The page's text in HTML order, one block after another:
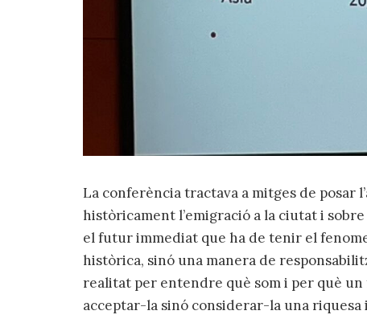
La conferència tractava a mitges de posar
històricament l’emigració a la ciutat i
el futur immediat que ha de tenir el
històrica, sinó una manera de
realitat per entendre què som i per què
acceptar-la sinó considerar-la una riquesa